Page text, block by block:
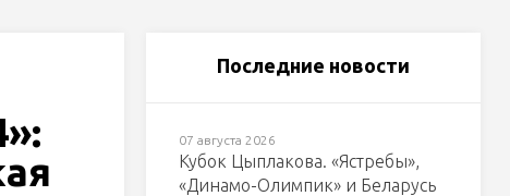
Последние новости
07 августа 2026
Кубок Цыплакова. «Ястребы»,
«Динамо-Олимпик» и Беларусь